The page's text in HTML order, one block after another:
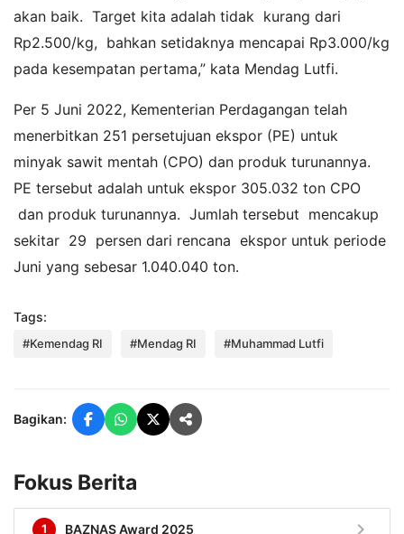
akan baik. Target kita adalah tidak kurang dari
Rp2.500/kg, bahkan setidaknya mencapai Rp3.000/kg
pada kesempatan pertama,” kata Mendag Lutfi.
Per 5 Juni 2022, Kementerian Perdagangan telah
menerbitkan 251 persetujuan ekspor (PE) untuk
minyak sawit mentah (CPO) dan produk turunannya.
PE tersebut adalah untuk ekspor 305.032 ton CPO
dan produk turunannya. Jumlah tersebut mencakup
sekitar 29 persen dari rencana ekspor untuk periode
Juni yang sebesar 1.040.040 ton.
Tags:
#Kemendag RI #Mendag RI #Muhammad Lutfi
Bagikan:
Fokus Berita
1 BAZNAS Award 2025 chevron_right